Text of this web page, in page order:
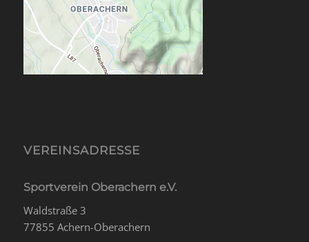
VEREINSADRESSE
Sportverein Oberachern e.V.
Waldstraße 3
77855 Achern-Oberachern